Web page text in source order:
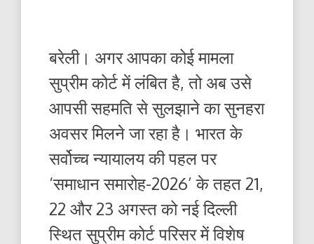
बरेली। अगर आपका कोई मामला
सुप्रीम कोर्ट में लंबित है, तो अब उसे
आपसी सहमति से सुलझाने का सुनहरा
अवसर मिलने जा रहा है। भारत के
सर्वोच्च न्यायालय की पहल पर
‘समाधान समारोह-2026’ के तहत 21,
22 और 23 अगस्त को नई दिल्ली
स्थित सुप्रीम कोर्ट परिसर में विशेष